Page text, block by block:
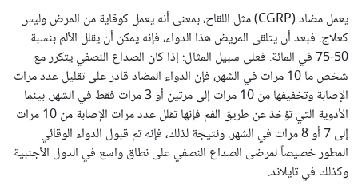
يعمل مضاد (CGRP) مثل اللقاح، بمعنى أنه يعمل كوقاية من المرض وليس
كعلاج. فبعد أن يتلقى المريض هذا الدواء، فإنه يمكن أن يقلل الألم بنسبة
50-75 في المائة. فعلى سبيل المثال: إذا كان الصداع النصفي يتكرر مع
شخص ما 10 مرات في الشهر، فإن الدواء المضاد قادر على تقليل عدد مرات
الإصابة وتخفيفها من 10 مرات إلى مرتين أو 3 مرات فقط في الشهر. بينما
الأدوية التي تؤخذ عن طريق الفم فإنها تقلل عدد مرات الإصابة من 10 مرات
إلى 7 أو 8 مرات في الشهر. ونتيجة لذلك، فإنه تم قبول الدواء الوقائي
المطور خصيصاً لمرضى الصداع النصفي على نطاق واسع في الدول الأجنبية
وكذلك في تايلاند.